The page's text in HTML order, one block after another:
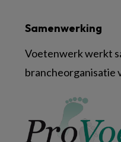
Samenwerking
Voetenwerk werkt
brancheorganisatie